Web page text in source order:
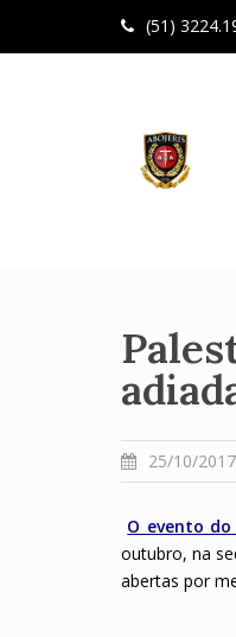
(51)
25/10/2017
O evento
outubro, na
abertas por